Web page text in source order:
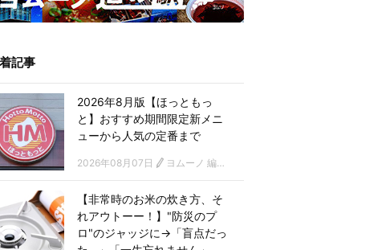
記事
2026年8月版【ほっともっ
と】おすすめ期間限定新メニ
ューから人気の定番まで
2026年08月07日 ヨムーノ 編集部
【非常時のお米の炊き方、そ
れアウトーー！】"防災のプ
ロ"のジャッジに→「盲点だっ